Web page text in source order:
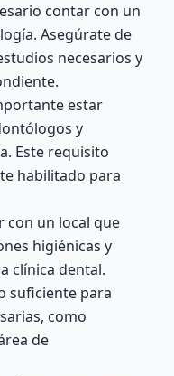
contar con un
Asegúrate de
necesarios y
estar
y
Este requisito
habilitado para
con un local que
higiénicas y
clínica dental.
suficiente para
como
de